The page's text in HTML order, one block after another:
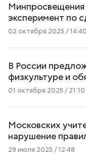
Минпросвещения
эксперимент по
02 октября 2025 / 14:40
В России
физкультуре и
01 октября 2025 / 21:10
Московских
нарушение
29 июля 2025 / 12:48